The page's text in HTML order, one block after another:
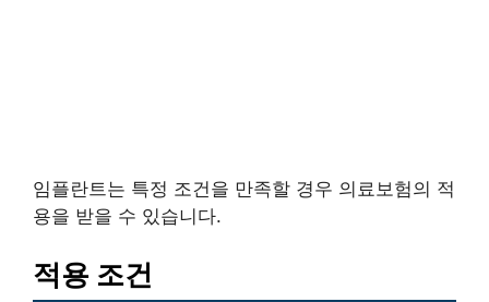
임플란트는 특정 조건을 만족할 경우 의료보험의 적
용을 받을 수 있습니다.
적용 조건